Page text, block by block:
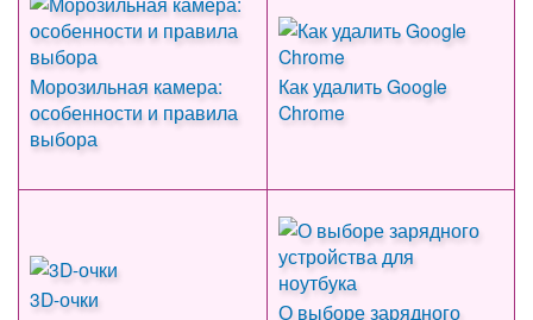
Морозильная камера:
особенности и правила
выбора
Как удалить Google
Chrome
3D-очки О выборе зарядного